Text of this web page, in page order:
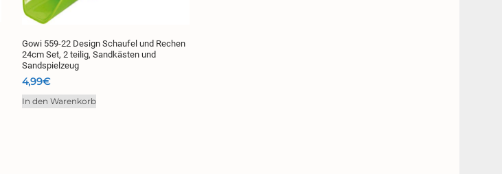
Gowi 559-22 Design Schaufel und Rechen
24cm Set, 2 teilig, Sandkästen und
Sandspielzeug
4,99€
In den Warenkorb